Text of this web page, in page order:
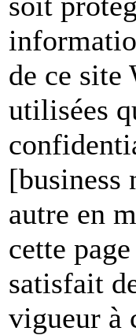
de ce site
utilisées
[business
autre en
cette
satisfait
vigueur à